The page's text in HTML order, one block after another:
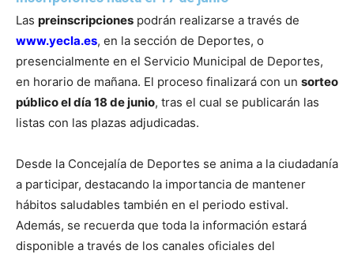
Las preinscripciones podrán realizarse a través de
www.yecla.es, en la sección de Deportes, o
presencialmente en el Servicio Municipal de Deportes,
en horario de mañana. El proceso finalizará con un sorteo
público el día 18 de junio, tras el cual se publicarán las
listas con las plazas adjudicadas.
Desde la Concejalía de Deportes se anima a la ciudadanía
a participar, destacando la importancia de mantener
hábitos saludables también en el periodo estival.
Además, se recuerda que toda la información estará
disponible a través de los canales oficiales del